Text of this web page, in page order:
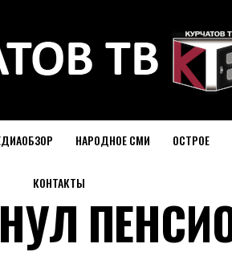
НАРОДНОЕ СМИ ОСТРОЕ
КОНТАКТЫ